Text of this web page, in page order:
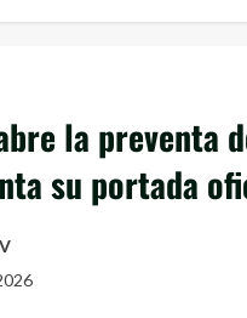
la preventa
su portada